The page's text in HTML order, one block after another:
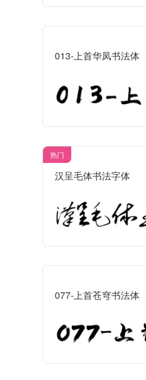
013-上首华凤书法体
热门
汉呈毛体书法字体
077-上首苍穹书法体